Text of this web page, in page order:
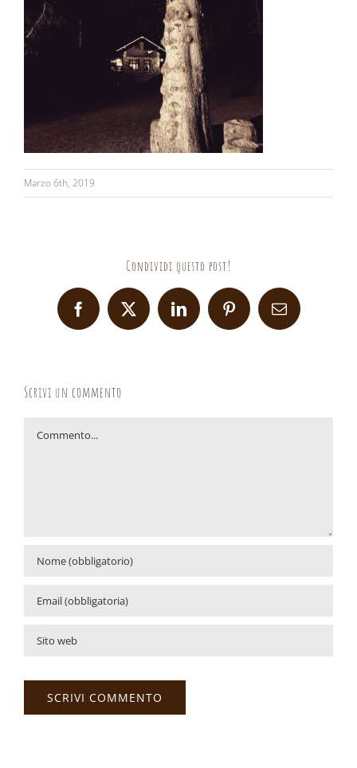
Marzo 6th, 2019
Condividi questo post!
Facebook
X LinkedInPinterestEmail
Scrivi un commento